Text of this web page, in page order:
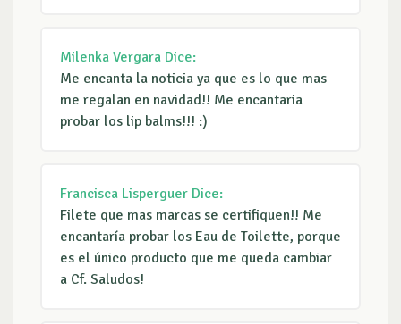
Milenka Vergara Dice:
Me encanta la noticia ya que es lo que mas
me regalan en navidad!! Me encantaria
probar los lip balms!!! :)
Francisca Lisperguer Dice:
Filete que mas marcas se certifiquen!! Me
encantaría probar los Eau de Toilette, porque
es el único producto que me queda cambiar
a Cf. Saludos!